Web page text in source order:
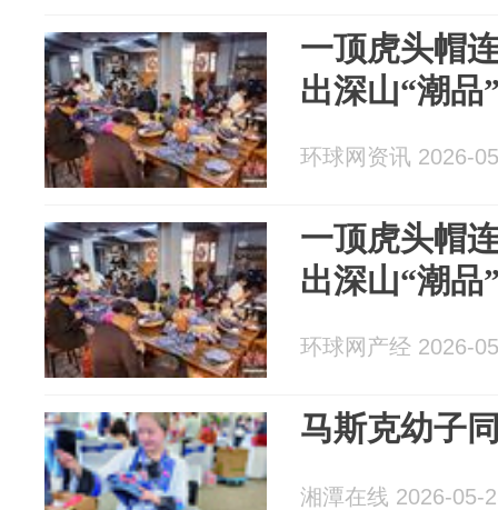
一顶虎头帽
出深山“潮品
环球网资讯 2026-
一顶虎头帽
出深山“潮品
环球网产经 2026-
马斯克幼子
湘潭在线 2026-05-